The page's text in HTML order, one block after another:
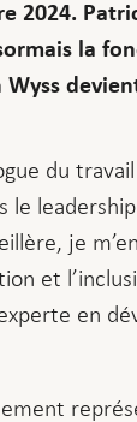
2024.
la
du
le
je
et
en